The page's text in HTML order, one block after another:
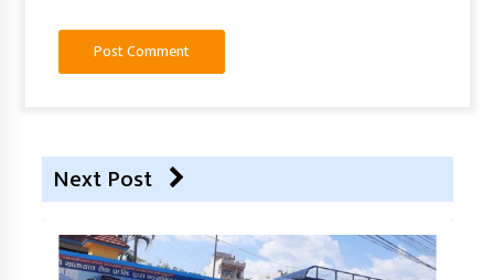
Next Post